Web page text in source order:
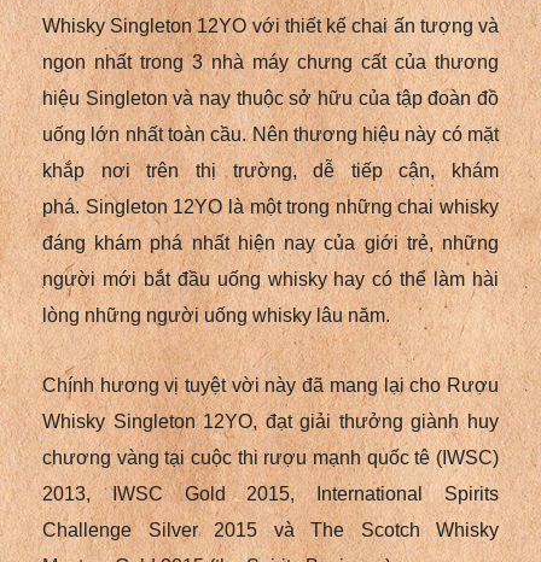
Whisky Singleton 12YO với thiết kế chai ấn tượng và
ngon nhất trong 3 nhà máy chưng cất của thương
hiệu Singleton và nay thuộc sở hữu của tập đoàn đồ
uống lớn nhất toàn cầu. Nên thương hiệu này có mặt
khắp nơi trên thị trường, dễ tiếp cận, khám
phá. Singleton 12YO là một trong những chai whisky
đáng khám phá nhất hiện nay của giới trẻ, những
người mới bắt đầu uống whisky hay có thể làm hài
lòng những người uống whisky lâu năm.
Chính hương vị tuyệt vời này đã mang lại cho Rượu
Whisky Singleton 12YO, đạt giải thưởng giành huy
chương vàng tại cuộc thi rượu mạnh quốc tê (IWSC)
2013, IWSC Gold 2015, International Spirits
Challenge Silver 2015 và The Scotch Whisky